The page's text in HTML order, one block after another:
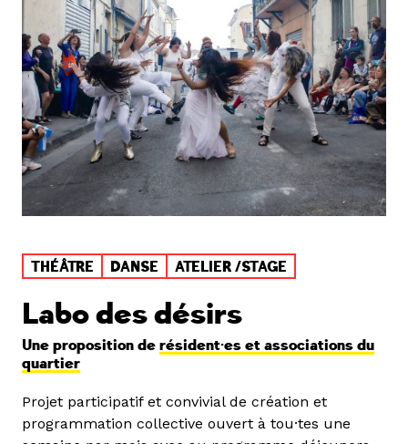
THÉÂTRE DANSE ATELIER /STAGE
Labo des désirs
Une proposition de résident·es et associations du
quartier
Projet participatif et convivial de création et
programmation collective ouvert à tou·tes une